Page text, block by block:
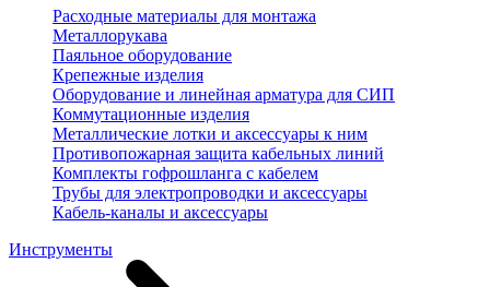
Расходные материалы для монтажа
Металлорукава
Паяльное оборудование
Крепежные изделия
Оборудование и линейная арматура для СИП
Коммутационные изделия
Металлические лотки и аксессуары к ним
Противопожарная защита кабельных линий
Комплекты гофрошланга с кабелем
Трубы для электропроводки и аксессуары
Кабель-каналы и аксессуары
Инструменты